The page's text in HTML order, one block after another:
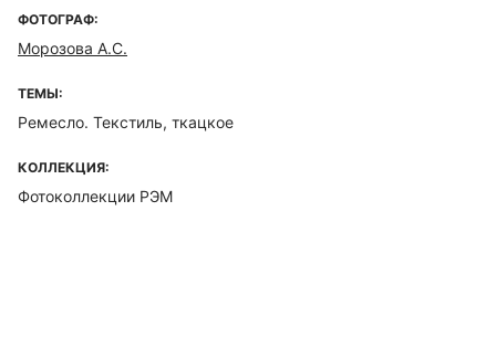
ФОТОГРАФ:
Морозова А.С.
ТЕМЫ:
Ремесло. Текстиль, ткацкое
КОЛЛЕКЦИЯ:
Фотоколлекции РЭМ